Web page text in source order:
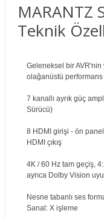
MARANTZ
Teknik
Geleneksel bir AVR'nin
olağanüstü
7 kanallı ayrık güç
Sürücü)
8 HDMI girişi - ön
HDMI çıkış
4K / 60 Hz tam geçiş,
ayrıca Dolby Vision
Nesne tabanlı ses
Sanal: X işleme